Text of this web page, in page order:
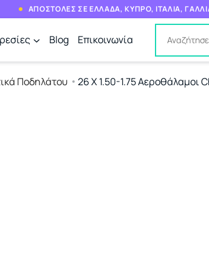
ΑΠΟΣΤΟΛΕΣ ΣΕ ΕΛΛΑΔΑ, ΚΥΠΡΟ, ΙΤΑΛΙΑ,
Blog Επικοινωνία
Ποδηλάτου 26 X 1.50-1.75 Αεροθάλαμοι